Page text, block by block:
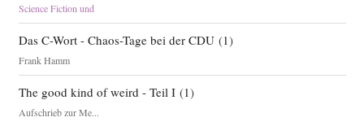
Science Fiction und
Das C-Wort - Chaos-Tage bei der CDU(1)
Frank Hamm
The good kind of weird - Teil I(1)
Aufschrieb zur Me...